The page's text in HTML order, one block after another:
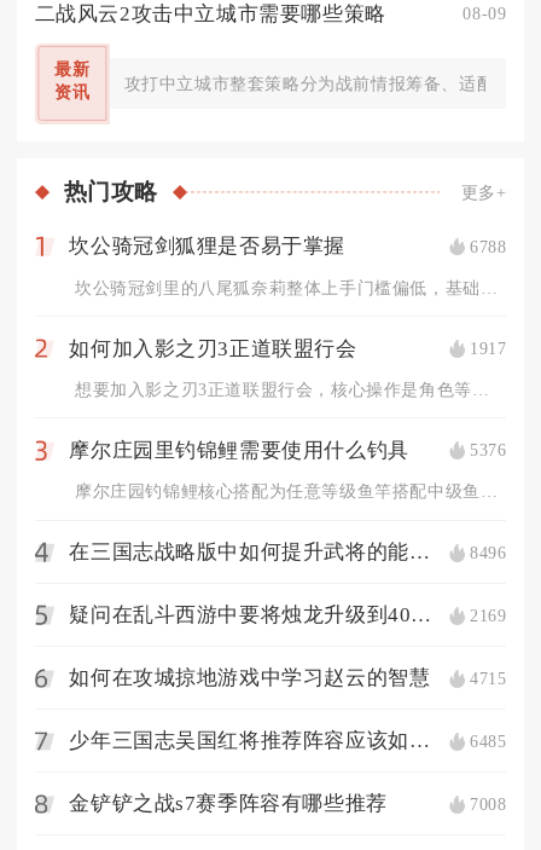
二战风云2攻击中立城市需要哪些策略 08-09
最新
资讯
攻打中立城市整套策略分为战前情报筹备、适配兵
热门攻略 更多+
坎公骑冠剑狐狸是否易于掌握 6788
2 如何加入影之刃3正道联盟行会 1917
3 摩尔庄园里钓锦鲤需要使用什么钓具 5376
摩尔庄园钓锦鲤核心搭配为任意等级鱼竿搭配中级鱼饵，追求高效率...
4 在三国志战略版中如何提升武将的能力值 8496
5 疑问在乱斗西游中要将烛龙升级到40级要怎么办 2169
6 如何在攻城掠地游戏中学习赵云的智慧 4715
7 少年三国志吴国红将推荐阵容应该如何选择 6485
8 金铲铲之战s7赛季阵容有哪些推荐 7008